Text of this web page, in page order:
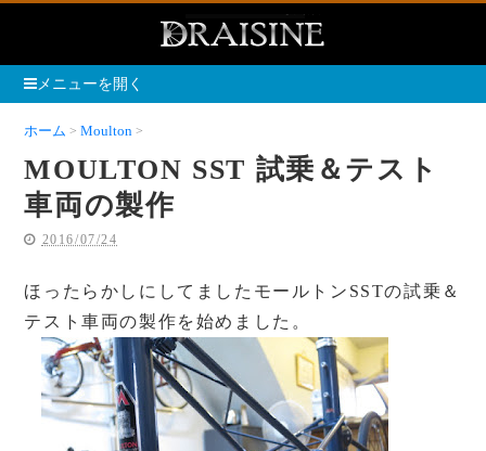
メニューを開く
ホーム Moulton
MOULTON SST 試乗＆テスト
車両の製作
2016/07/24
ほったらかしにしてましたモールトンSSTの試乗＆
テスト車両の製作を始めました。